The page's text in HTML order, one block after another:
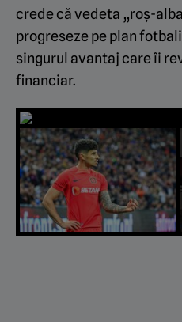
crede că vedeta „roș-
progreseze pe plan
singurul avantaj care îi
financiar.